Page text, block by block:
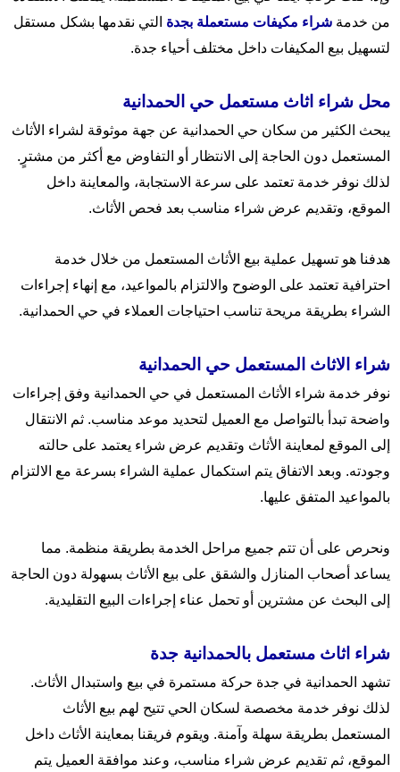
من خدمة شراء مكيفات مستعملة بجدة التي نقدمها بشكل مستقل
لتسهيل بيع المكيفات داخل مختلف أحياء جدة.
محل شراء اثاث مستعمل حي الحمدانية
يبحث الكثير من سكان حي الحمدانية عن جهة موثوقة لشراء الأثاث
المستعمل دون الحاجة إلى الانتظار أو التفاوض مع أكثر من مشترٍ.
لذلك نوفر خدمة تعتمد على سرعة الاستجابة، والمعاينة داخل
الموقع، وتقديم عرض شراء مناسب بعد فحص الأثاث.
هدفنا هو تسهيل عملية بيع الأثاث المستعمل من خلال خدمة
احترافية تعتمد على الوضوح والالتزام بالمواعيد، مع إنهاء إجراءات
الشراء بطريقة مريحة تناسب احتياجات العملاء في حي الحمدانية.
شراء الاثاث المستعمل حي الحمدانية
نوفر خدمة شراء الأثاث المستعمل في حي الحمدانية وفق إجراءات
واضحة تبدأ بالتواصل مع العميل لتحديد موعد مناسب. ثم الانتقال
إلى الموقع لمعاينة الأثاث وتقديم عرض شراء يعتمد على حالته
وجودته. وبعد الاتفاق يتم استكمال عملية الشراء بسرعة مع الالتزام
بالمواعيد المتفق عليها.
ونحرص على أن تتم جميع مراحل الخدمة بطريقة منظمة. مما
يساعد أصحاب المنازل والشقق على بيع الأثاث بسهولة دون الحاجة
إلى البحث عن مشترين أو تحمل عناء إجراءات البيع التقليدية.
شراء اثاث مستعمل بالحمدانية جدة
تشهد الحمدانية في جدة حركة مستمرة في بيع واستبدال الأثاث.
لذلك نوفر خدمة مخصصة لسكان الحي تتيح لهم بيع الأثاث
المستعمل بطريقة سهلة وآمنة. ويقوم فريقنا بمعاينة الأثاث داخل
الموقع، ثم تقديم عرض شراء مناسب، وعند موافقة العميل يتم